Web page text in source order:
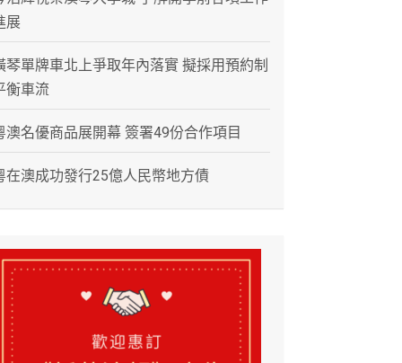
展
琴單牌車北上爭取年內落實 擬採用預約制
衡車流
澳名優商品展開幕 簽署49份合作項目
在澳成功發行25億人民幣地方債